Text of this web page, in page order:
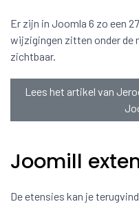
Er zijn in Joomla 6 zo een
wijzigingen zitten onder de
zichtbaar.
Lees het artikel van
Joomill
De etensies kan je